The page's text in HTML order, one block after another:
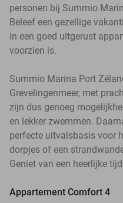
personen bij Summio
Beleef een gezellige
in een goed uitgerust
voorzien is.
Summio Marina Port
Grevelingenmeer, met
zijn dus genoeg
en lekker zwemmen.
perfecte uitvalsbasis voor
dorpjes of een
Geniet van een heerlijke
Appartement Comfort 4